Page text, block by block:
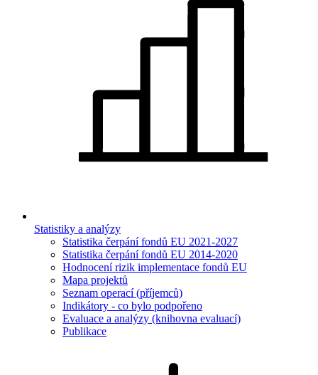
Statistiky a analýzy
Statistika čerpání fondů EU 2021-2027
Statistika čerpání fondů EU 2014-2020
Hodnocení rizik implementace fondů EU
Mapa projektů
Seznam operací (příjemců)
Indikátory - co bylo podpořeno
Evaluace a analýzy (knihovna evaluací)
Publikace